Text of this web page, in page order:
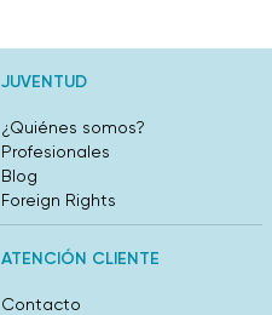
JUVENTUD
¿Quiénes somos?
Profesionales
Blog
Foreign Rights
ATENCIÓN CLIENTE
Contacto